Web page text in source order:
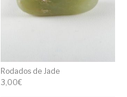
Rodados de Jade
3,00€